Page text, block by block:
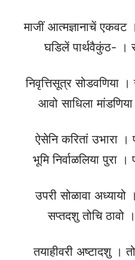
माजीं आत्मज्ञानाचें
घडिलें पार्थवैकुंठ- ।
निवृत्तिसूत्र सोडवणिया ।
आवो साधिला
ऐसेनि करितां उभारा ।
भूमि निर्वाळलिया पुरा
उपरी सोळावा
सप्तदशु तोचि
तयाहीवरी अष्टादशु ।